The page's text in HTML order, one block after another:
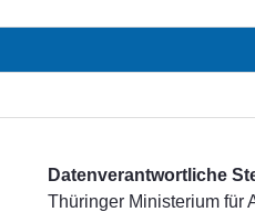
Datenverantwortliche
Thüringer Ministerium für